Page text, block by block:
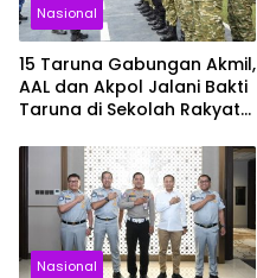
Nasional
15 Taruna Gabungan Akmil,
AAL dan Akpol Jalani Bakti
Taruna di Sekolah Rakyat
Nasional